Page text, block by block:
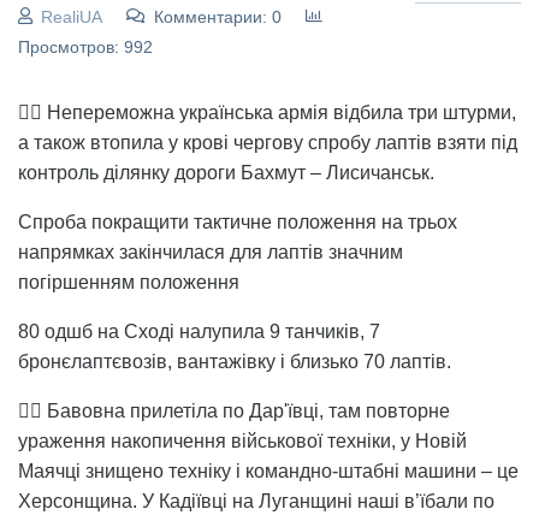
RealiUA
Комментарии: 0
Просмотров: 992
👉🏻 Непереможна українська армія відбила три штурми,
а також втопила у крові чергову спробу лаптів взяти під
контроль ділянку дороги Бахмут – Лисичанськ.
Спроба покращити тактичне положення на трьох
напрямках закінчилася для лаптів значним
погіршенням положення
80 одшб на Сході налупила 9 танчиків, 7
бронєлаптєвозів, вантажівку і близько 70 лаптів.
👉🏻 Бавовна прилетіла по Дар'ївці, там повторне
ураження накопичення військової техніки, у Новій
Маячці знищено техніку і командно-штабні машини – це
Херсонщина. У Кадіївці на Луганщині наші в’їбали по